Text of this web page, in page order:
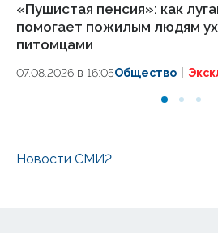
«Пушистая пенсия»: как
помогает пожилым людям
питомцами
07.08.2026 в 16:05Общество
Новости СМИ2